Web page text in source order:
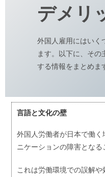
デメリ
外国人雇用にはいく
ます。以下に、その
する情報をまとめま
言語と文化の壁
外国人労働者が日本で働
ニケーションの障害となる
これは労働環境での誤解